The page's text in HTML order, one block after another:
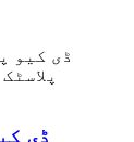
ڈی